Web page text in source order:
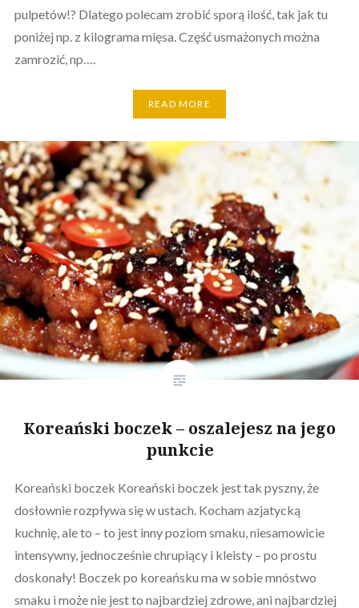
pulpetów!? Dlatego polecam zrobić sporą ilość, tak jak tu
poniżej np. z kilograma mięsa. Część usmażonych można
zamrozić, np….
READ MORE
Koreański boczek – oszalejesz na jego
punkcie
Koreański boczek Koreański boczek jest tak pyszny, że
dosłownie rozpływa się w ustach. Kocham azjatycką
kuchnię, ale to – to jest inny poziom smaku, niesamowicie
intensywny, jednocześnie chrupiący i kleisty – po prostu
doskonały! Boczek po koreańsku ma w sobie mnóstwo
smaku i może nie jest to najbardziej zdrowe, ani najbardziej